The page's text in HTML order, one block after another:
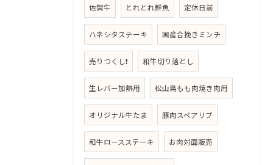
佐賀牛 とれとれ鮮魚 定休日前
ハネシタステーキ 国産合挽きミンチ
売りつくし❗ 和牛切り落とし
生レバー加熱用 松山鳥もも肉焼き肉用
オリジナル牛たま 豚肉スペアリブ
和牛ロースステーキ お肉対面販売